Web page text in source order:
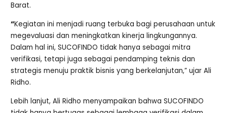
Barat.
“Kegiatan ini menjadi ruang terbuka bagi perusahaan untuk
megevaluasi dan meningkatkan kinerja lingkungannya.
Dalam hal ini, SUCOFINDO tidak hanya sebagai mitra
verifikasi, tetapi juga sebagai pendamping teknis dan
strategis menuju praktik bisnis yang berkelanjutan,” ujar Ali
Ridho.
Lebih lanjut, Ali Ridho menyampaikan bahwa SUCOFINDO